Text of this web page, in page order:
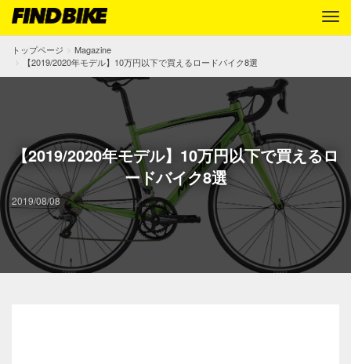
トップページ
Magazine
【2019/2020年モデル】10万円以下で買えるロードバイク8選
【2019/2020年モデル】10万円以下で買えるロ
ードバイク8選
2019/08/08